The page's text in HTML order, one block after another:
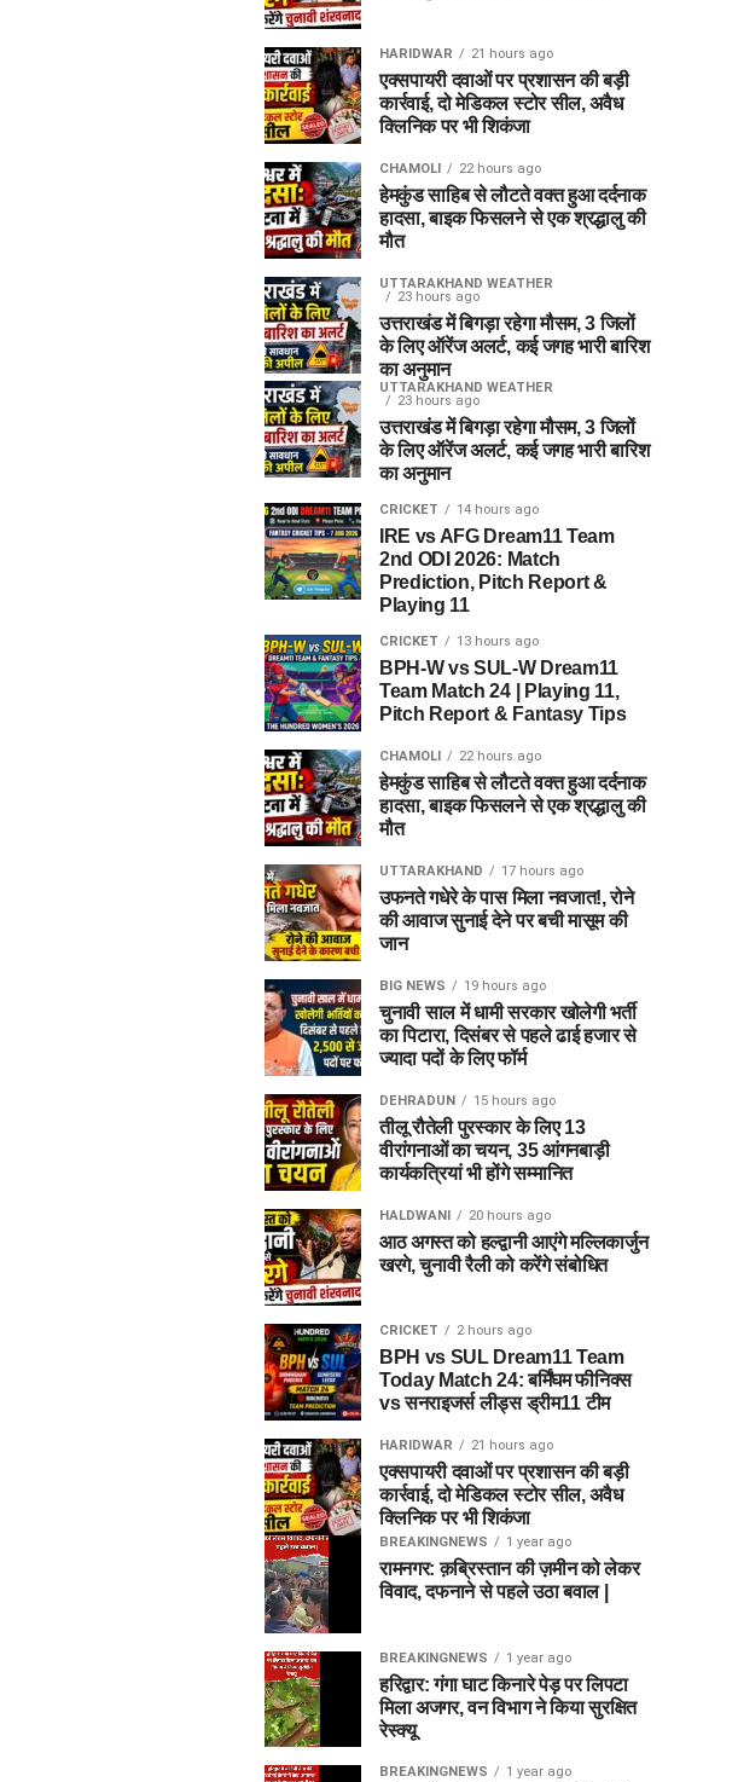
HARIDWAR 21 hours ago
एक्सपायरी दवाओं पर प्रशासन की बड़ी
कार्रवाई, दो मेडिकल स्टोर सील, अवैध
क्लिनिक पर भी शिकंजा
CHAMOLI 22 hours ago
हेमकुंड साहिब से लौटते वक्त हुआ दर्दनाक
हादसा, बाइक फिसलने से एक श्रद्धालु की
मौत
UTTARAKHAND WEATHER
23 hours ago
उत्तराखंड में बिगड़ा रहेगा मौसम, 3 जिलों
के लिए ऑरेंज अलर्ट, कई जगह भारी बारिश
का अनुमान
UTTARAKHAND WEATHER
23 hours ago
उत्तराखंड में बिगड़ा रहेगा मौसम, 3 जिलों
के लिए ऑरेंज अलर्ट, कई जगह भारी बारिश
का अनुमान
CRICKET 14 hours ago
IRE vs AFG Dream11 Team
2nd ODI 2026: Match
Prediction, Pitch Report &
Playing 11
CRICKET 13 hours ago
BPH-W vs SUL-W Dream11
Team Match 24 | Playing 11,
Pitch Report & Fantasy Tips
CHAMOLI 22 hours ago
हेमकुंड साहिब से लौटते वक्त हुआ दर्दनाक
हादसा, बाइक फिसलने से एक श्रद्धालु की
मौत
UTTARAKHAND 17 hours ago
उफनते गधेरे के पास मिला नवजात!, रोने
की आवाज सुनाई देने पर बची मासूम की
जान
BIG NEWS 19 hours ago
चुनावी साल में धामी सरकार खोलेगी भर्ती
का पिटारा, दिसंबर से पहले ढाई हजार से
ज्यादा पदों के लिए फॉर्म
DEHRADUN 15 hours ago
तीलू रौतेली पुरस्कार के लिए 13
वीरांगनाओं का चयन, 35 आंगनबाड़ी
कार्यकत्रियां भी होंगे सम्मानित
HALDWANI 20 hours ago
आठ अगस्त को हल्द्वानी आएंगे मल्लिकार्जुन
खरगे, चुनावी रैली को करेंगे संबोधित
CRICKET 2 hours ago
BPH vs SUL Dream11 Team
Today Match 24: बर्मिंघम फीनिक्स
vs सनराइजर्स लीड्स ड्रीम11 टीम
HARIDWAR 21 hours ago
एक्सपायरी दवाओं पर प्रशासन की बड़ी
कार्रवाई, दो मेडिकल स्टोर सील, अवैध
क्लिनिक पर भी शिकंजा
BREAKINGNEWS 1 year ago
रामनगर: क़ब्रिस्तान की ज़मीन को लेकर
विवाद, दफनाने से पहले उठा बवाल |
BREAKINGNEWS 1 year ago
हरिद्वार: गंगा घाट किनारे पेड़ पर लिपटा
मिला अजगर, वन विभाग ने किया सुरक्षित
रेस्क्यू
BREAKINGNEWS 1 year ago